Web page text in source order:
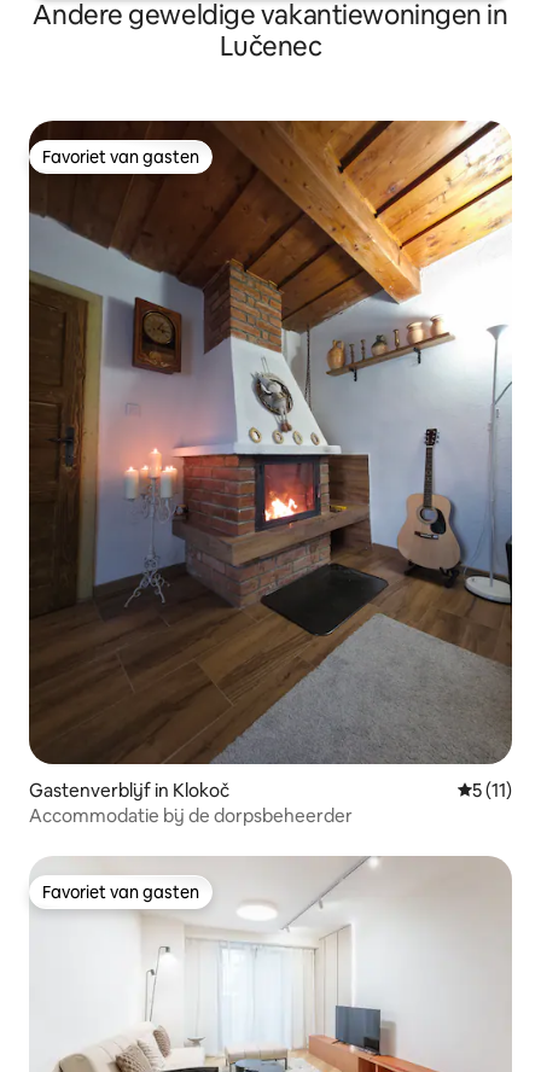
Andere geweldige vakantiewoningen in
Lučenec
Favoriet van gasten
Favoriet van gasten
Gastenverblijf in Klokoč
5 (11)
Accommodatie bij de dorpsbeheerder
Favoriet van gasten
Favoriet van gasten